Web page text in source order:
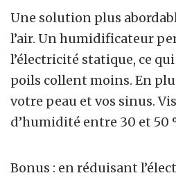
Une solution plus
l’air. Un humidificateur
l’électricité statique, ce qui
poils collent moins. En
votre peau et vos sinus.
d’humidité entre 30 et 50
Bonus : en réduisant